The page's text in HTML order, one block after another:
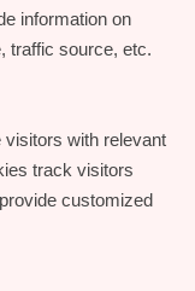
information on
traffic source, etc.
with relevant
track visitors
customized